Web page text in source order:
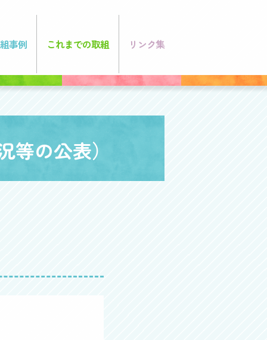
事例 これまでの取組 リンク集
等の公表）